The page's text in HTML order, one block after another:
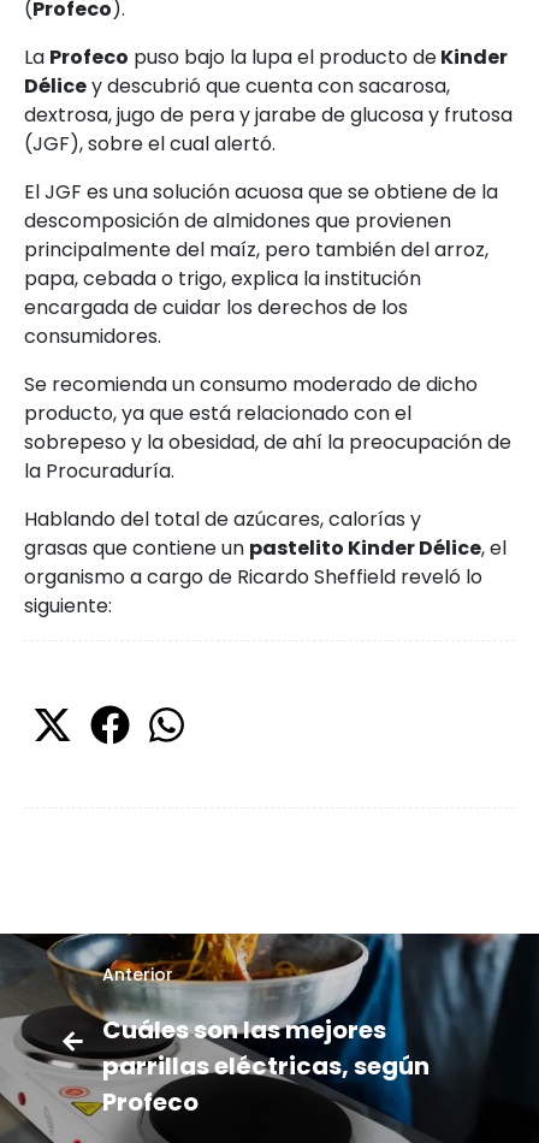
(Profeco).
La Profeco puso bajo la lupa el producto deKinder
Délicey descubrió que cuenta con sacarosa,
dextrosa, jugo de pera y jarabe de glucosa y frutosa
(JGF), sobre el cual alertó.
El JGF es una solución acuosa que se obtiene de la
descomposición de almidones que provienen
principalmente del maíz, pero también del arroz,
papa, cebada o trigo, explica la institución
encargada de cuidar los derechos de los
consumidores.
Se recomienda un consumo moderado de dicho
producto, ya que está relacionado con el
sobrepeso y la obesidad, de ahí la preocupación de
la Procuraduría.
Hablando del total de azúcares, calorías y
grasas que contiene un pastelito Kinder Délice, el
organismo a cargo de Ricardo Sheffield reveló lo
siguiente:
Anterior
Cuáles son las mejores
parrillas eléctricas, según
Profeco